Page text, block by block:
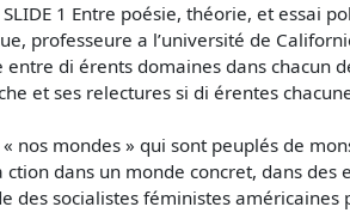
1 Entre poésie, théorie, et essai
professeure a l’université de
di érents domaines dans chacun
et ses relectures si di érentes
nos mondes » qui sont peuplés de
dans un monde concret, dans des
socialistes féministes